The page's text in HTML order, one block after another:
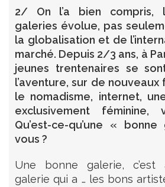
2/ On l’a bien compris,
galeries évolue, pas
la globalisation et de
marché. Depuis 2/3 ans, à
jeunes trentenaires se
l’aventure, sur de
le nomadisme, internet,
exclusivement féminine,
Qu’est-ce-qu’une «
vous ?
Une bonne galerie,
galerie qui a … les bons